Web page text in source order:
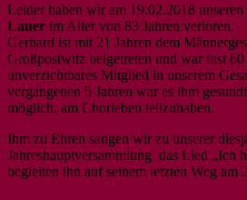
Leider haben wir am 19.02.2018 unseren
Lauer im Alter von 83 Jahren verloren.
Gerhard ist mit 21 Jahren dem
Großpostwitz beigetreten und war fast 60
unverzichtbares Mitglied in unserem
vergangenen 5 Jahren war es ihm
möglich, am Chorleben teilzuhaben.
Ihm zu Ehren sangen wir zu unserer
Jahreshauptversammlung das Lied „Ich
begleiten ihn auf seinem letzten Weg am